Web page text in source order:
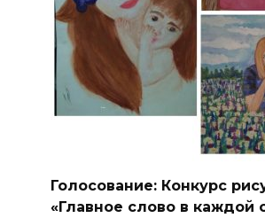
Голосование: Конкурс
«Главное слово в каждой